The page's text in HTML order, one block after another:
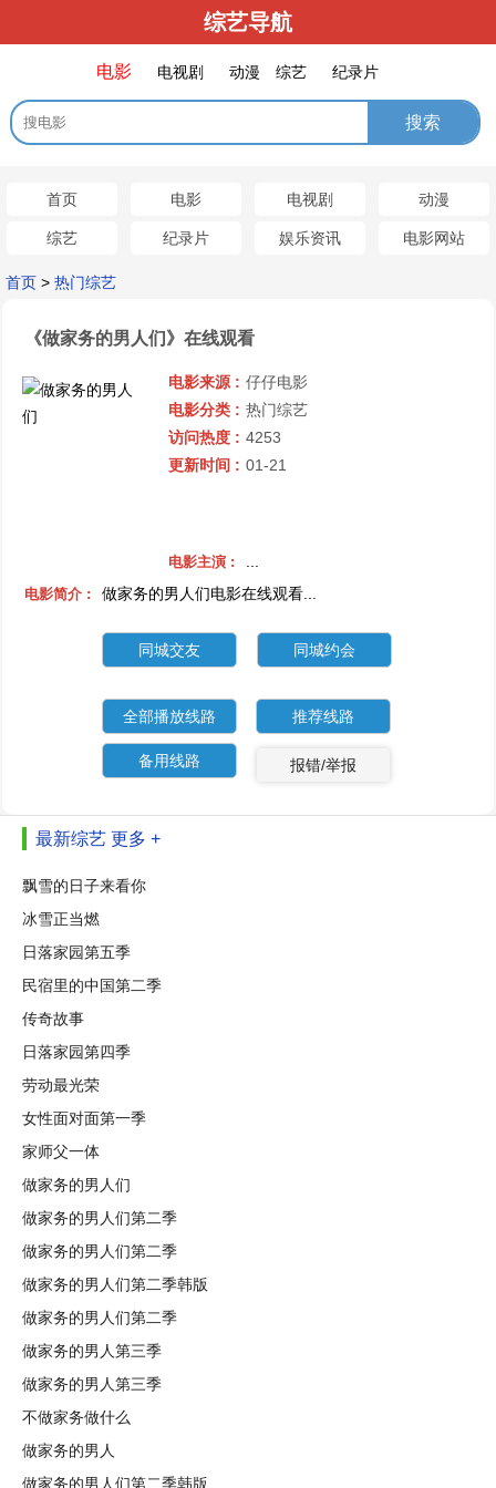
综艺导航
电影 电视剧 动漫 综艺 纪录片
首页 电影 电视剧 动漫
综艺 纪录片 娱乐资讯 电影网站
首页 > 热门综艺
《做家务的男人们》在线观看
电影来源 : 仔仔电影
电影分类 : 热门综艺
访问热度 : 4253
更新时间 : 01-21
电影主演 :
电影简介 : 做家务的男人们电影在线观看...
全部播放线路 推荐线路
同城交友 同城约会
备用线路 报错/举报
最新综艺 更多 +
飘雪的日子来看你
冰雪正当燃
日落家园第五季
民宿里的中国第二季
传奇故事
日落家园第四季
劳动最光荣
女性面对面第一季
家师父一体
做家务的男人们
做家务的男人们第二季
做家务的男人们第二季
做家务的男人们第二季韩版
做家务的男人们第二季
做家务的男人第三季
做家务的男人第三季
不做家务做什么
做家务的男人
做家务的男人们第二季韩版